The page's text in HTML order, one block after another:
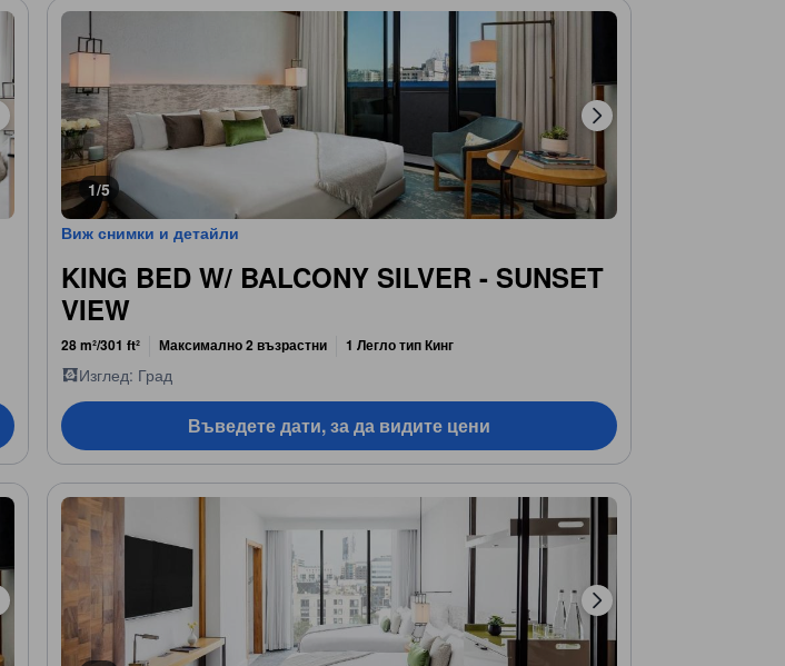
1/5
Виж снимки и детайли
KING BED W/ BALCONY SILVER - SUNSET
VIEW
28 m²/301 ft² Максимално 2 възрастни 1 Легло тип Кинг
Изглед: Град
Въведете дати, за да видите цени